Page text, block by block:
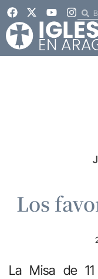
Los
La Misa de